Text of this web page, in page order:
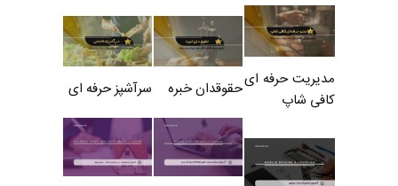
مدیریت حرفه ای
کافی شاپ
حقوقدان خبره سرآشپز حرفه ای